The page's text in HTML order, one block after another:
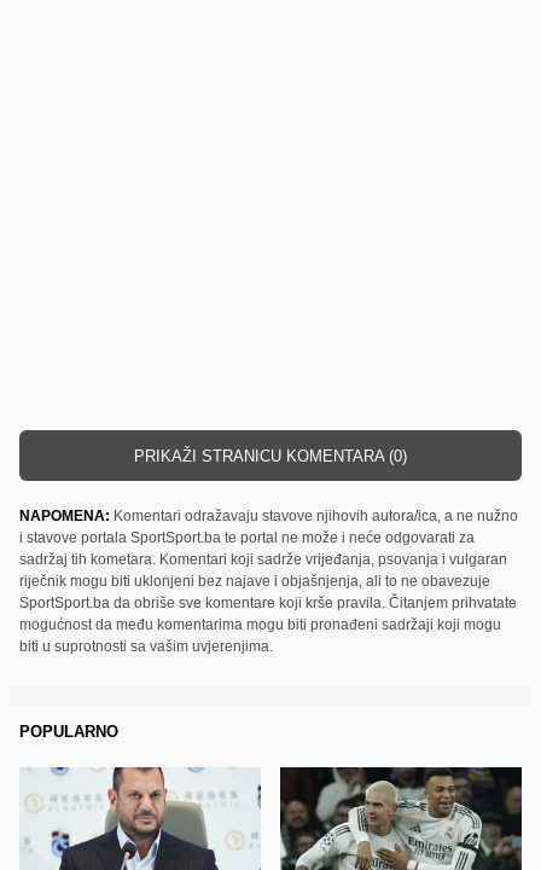
PRIKAŽI STRANICU KOMENTARA (0)
NAPOMENA: Komentari odražavaju stavove njihovih autora/ica, a ne nužno
i stavove portala SportSport.ba te portal ne može i neće odgovarati za
sadržaj tih kometara. Komentari koji sadrže vrijeđanja, psovanja i vulgaran
riječnik mogu biti uklonjeni bez najave i objašnjenja, ali to ne obavezuje
SportSport.ba da obriše sve komentare koji krše pravila. Čitanjem prihvatate
mogućnost da među komentarima mogu biti pronađeni sadržaji koji mogu
biti u suprotnosti sa vašim uvjerenjima.
POPULARNO